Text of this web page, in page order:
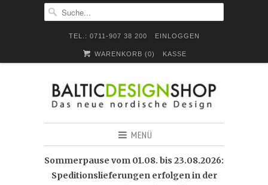
TEL.: 0711-907 38 200 EINLOGGEN
WARENKORB (0) KASSE
MENÜ
Sommerpause vom 01.08. bis 23.08.2026:
Speditionslieferungen erfolgen in der